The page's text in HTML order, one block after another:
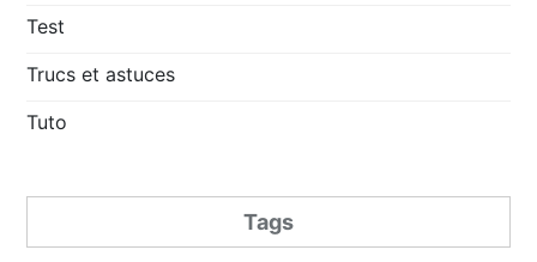
Test
Trucs et astuces
Tuto
Tags